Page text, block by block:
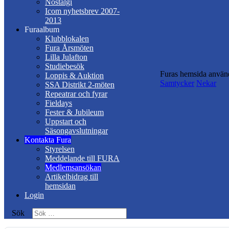
Nostalgi
Icom nyhetsbrev 2007-
2013
Furaalbum
Klubblokalen
Fura Årsmöten
Lilla Julafton
Studiebesök
Loppis & Auktion
SSA Distrikt 2-möten
Repeatrar och fyrar
Fieldays
Fester & Jubileum
Uppstart och
Säsongavslutningar
Kontakta Fura
Styrelsen
Meddelande till FURA
Medlemsansökan
Artikelbidrag till
hemsidan
Login
Sök
Furas hemsida
Samtycker Nekar